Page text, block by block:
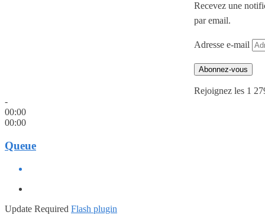
Recevez une
par email.
Adresse e-mail
Abonnez-vous
Rejoignez les 1
-
00:00
00:00
Queue
Update Required Flash plugin